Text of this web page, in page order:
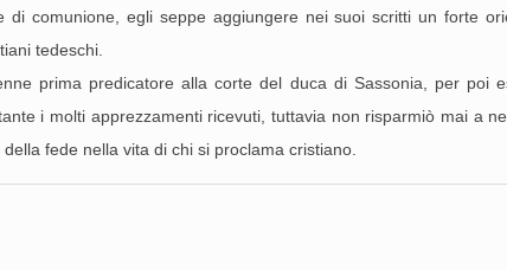
comunione, egli seppe aggiungere nei suoi scritti un forte
tedeschi.
prima predicatore alla corte del duca di Sassonia, per poi
i molti apprezzamenti ricevuti, tuttavia non risparmiò mai a
fede nella vita di chi si proclama cristiano.